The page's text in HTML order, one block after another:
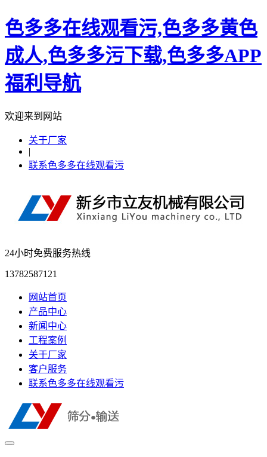
色多多在线观看污,色多多黄色
成人,色多多污下载,色多多APP
福利导航
欢迎来到网站
关于厂家
|
联系色多多在线观看污
24小时免费服务热线
13782587121
网站首页
产品中心
新闻中心
工程案例
关于厂家
客户服务
联系色多多在线观看污